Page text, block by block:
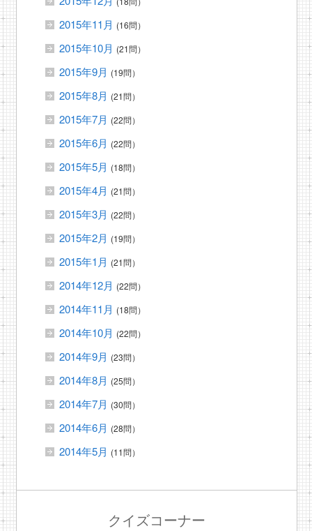
2015年11月 (16問）
2015年10月 (21問）
2015年9月 (19問）
2015年8月 (21問）
2015年7月 (22問）
2015年6月 (22問）
2015年5月 (18問）
2015年4月 (21問）
2015年3月 (22問）
2015年2月 (19問）
2015年1月 (21問）
2014年12月 (22問）
2014年11月 (18問）
2014年10月 (22問）
2014年9月 (23問）
2014年8月 (25問）
2014年7月 (30問）
2014年6月 (28問）
2014年5月 (11問）
クイズコーナー